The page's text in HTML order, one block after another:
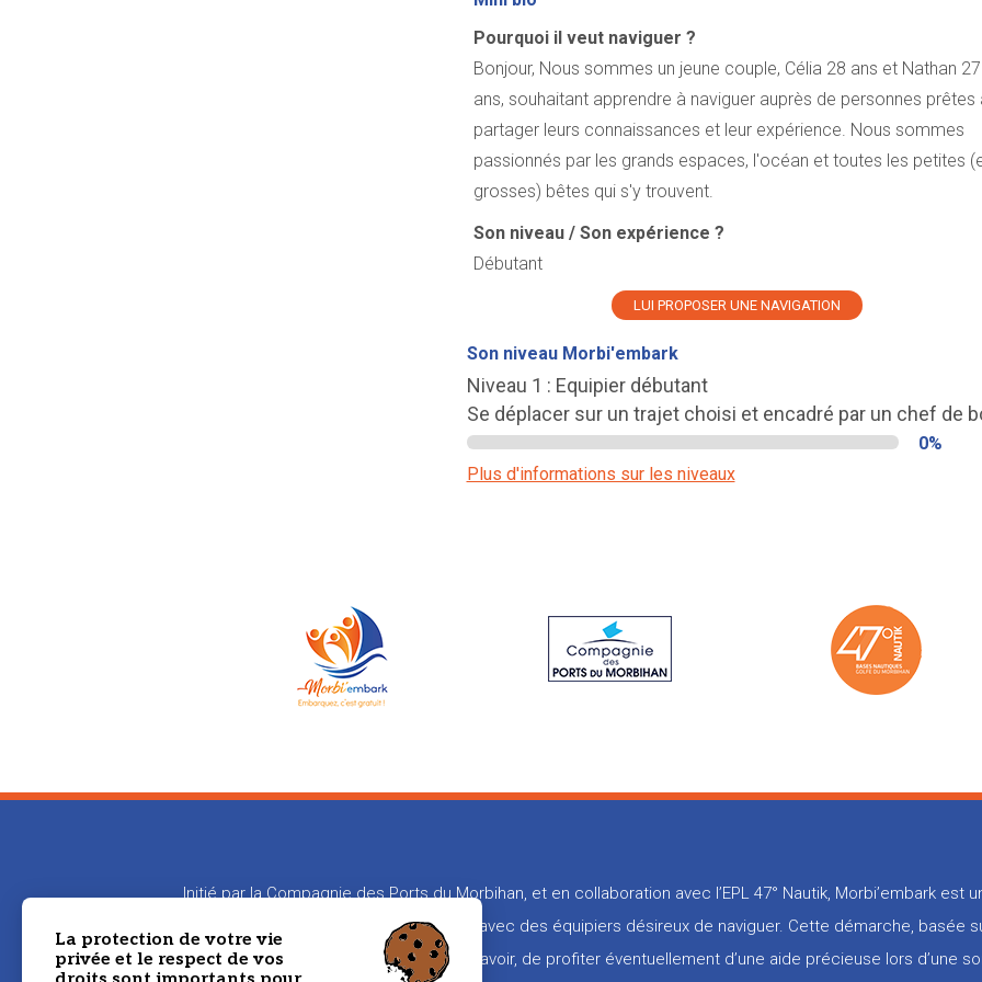
Pourquoi il veut naviguer ?
Bonjour, Nous sommes un jeune couple, Célia 28 ans et Nathan 27
ans, souhaitant apprendre à naviguer auprès de personnes prêtes
partager leurs connaissances et leur expérience. Nous sommes
passionnés par les grands espaces, l'océan et toutes les petites
grosses) bêtes qui s'y trouvent.
Son niveau / Son expérience ?
Débutant
LUI PROPOSER UNE NAVIGATION
Son niveau Morbi'embark
Niveau 1 : Equipier débutant
Se déplacer sur un trajet choisi et encadré par un chef de
0%
Plus d'informations sur les niveaux
Initié par la Compagnie des Ports du Morbihan, et en collaboration avec l’EPL 47° Nautik, Morbi’embark
en relation les propriétaires de bateaux avec des équipiers désireux de naviguer. Cette démarche, basée
aux propriétaires de transmettre leur savoir, de profiter éventuellement d’une aide précieuse lors d’une
La protection de votre vie
privée et le respect de vos